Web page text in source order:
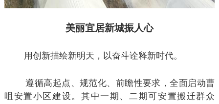
美丽宜居新城振人心
用创新描绘新明天，以奋斗诠释新时代。
遵循高起点、规范化、前瞻性要求，全面启动曹
咀安置小区建设。其中一期、二期可安置搬迁群众